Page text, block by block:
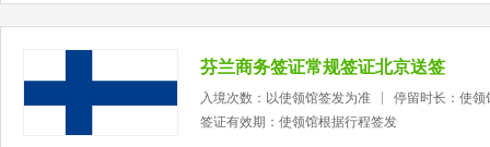
芬兰商务签证常规签证北京送签
入境次数：以使领馆签发为准
停留时长：使领
签证有效期：使领馆根据行程签发